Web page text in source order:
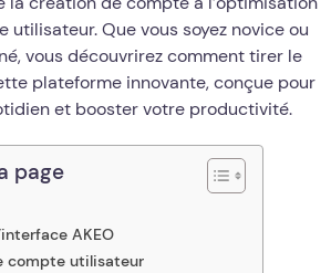
utilisateur. Que vous soyez novice ou
vous découvrirez comment tirer le
plateforme innovante, conçue pour
et booster votre productivité.
page
AKEO
compte utilisateur